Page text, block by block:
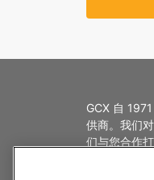
GCX 自
供商。我们
们与您合作